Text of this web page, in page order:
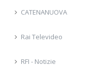
CATENANUOVA
Rai Televideo
RFI - Notizie